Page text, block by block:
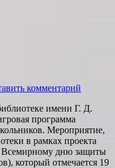
комментарий
имени Г. Д.
программа
Мероприятие,
в рамках проекта
Всемирному дню защиты
который отмечается 19